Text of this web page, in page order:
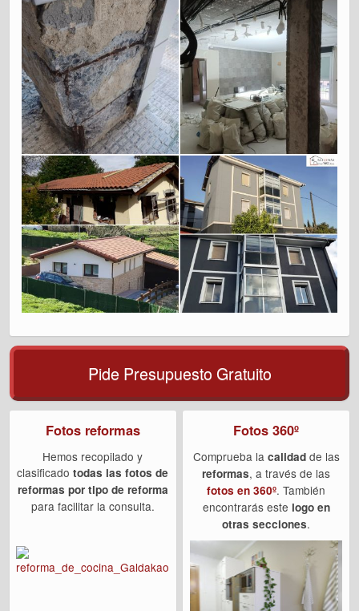
Pide Presupuesto Gratuito
Fotos reformas
Hemos recopilado y
clasificadotodas las fotos de
reformas por tipo de reforma
para facilitar la consulta.
Fotos 360º
Comprueba la calidadde las
reformas, a través de las
fotos en 360º. También
encontrarás este logo en
otras secciones.